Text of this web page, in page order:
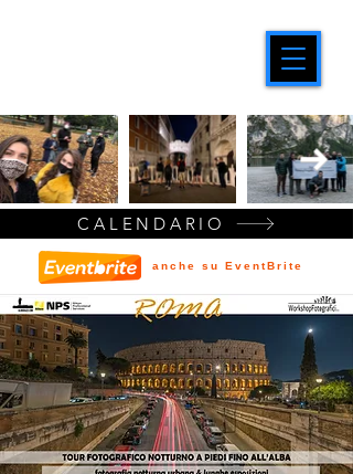
CALENDARIO
anche su EventBrite